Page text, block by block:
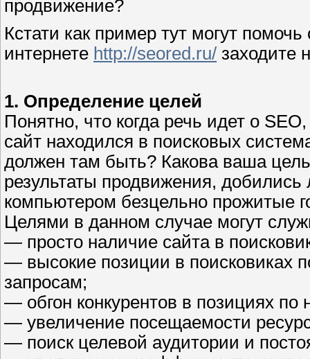
продвижение?
Кстати как пример тут могут
интернете http://seored.ru/ заходите
1. Определение целей
Понятно, что когда речь идет о
сайт находился в поисковых
должен там быть? Какова ваша
результаты продвижения,
компьютером безцельно прожитые
Целями в данном случае могут
— просто наличие сайта в
— высокие позиции в поисковиках
запросам;
— обгон конкурентов в позициях по
— увеличение посещаемости
— поиск целевой аудитории и